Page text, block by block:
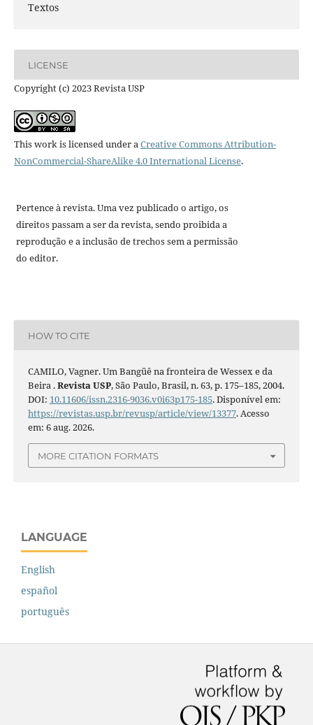
Textos
LICENSE
Copyright (c) 2023 Revista USP
This work is licensed under aCreative Commons Attribution-
NonCommercial-ShareAlike 4.0 International License.
Pertence à revista. Uma vez publicado o artigo, os
direitos passam a ser da revista, sendo proibida a
reprodução e a inclusão de trechos sem a permissão
do editor.
HOW TO CITE
CAMILO, Vagner. Um Bangüê na fronteira de Wessex e da
Beira .Revista USP, São Paulo, Brasil, n. 63, p. 175–185, 2004.
DOI: 10.11606/issn.2316-9036.v0i63p175-185. Disponível em:
https://revistas.usp.br/revusp/article/view/13377. Acesso
em: 6 aug. 2026.
MORE CITATION FORMATS
LANGUAGE
English
español
português